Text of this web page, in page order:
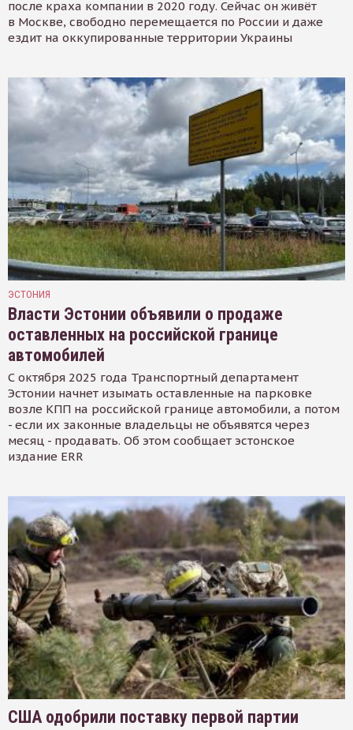
после краха компании в 2020 году. Сейчас он живёт
в Москве, свободно перемещается по России и даже
ездит на оккупированные территории Украины
ЭСТОНИЯ
Власти Эстонии объявили о продаже
оставленных на российской границе
автомобилей
С октября 2025 года Транспортный департамент
Эстонии начнет изымать оставленные на парковке
возле КПП на российской границе автомобили, а потом
- если их законные владельцы не объявятся через
месяц - продавать. Об этом сообщает эстонское
издание ERR
США одобрили поставку первой партии